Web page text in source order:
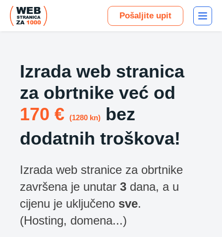
Pošaljite upit
Izrada web stranica
za obrtnike već od
170 € (1280 kn)
bez
dodatnih troškova!
Izrada web stranice za obrtnike
završena je unutar 3 dana, a u
cijenu je uključeno sve.
(Hosting, domena...)